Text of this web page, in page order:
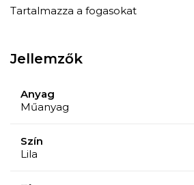
Tartalmazza a fogasokat
Jellemzők
Anyag
Műanyag
Szín
Lila